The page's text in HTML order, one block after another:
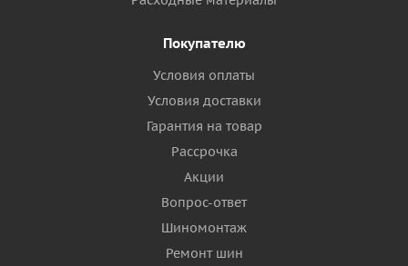
Покупателю
Условия оплаты
Условия доставки
Гарантия на товар
Рассрочка
Акции
Вопрос-ответ
Шиномонтаж
Ремонт шин